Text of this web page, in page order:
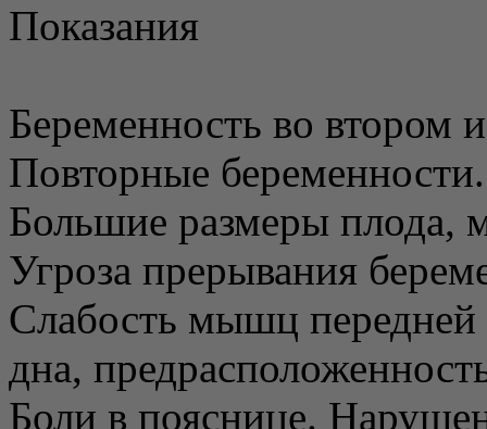
Показания
Беременность во втором
Повторные беременности.
Большие размеры плода,
Угроза прерывания
Слабость мышц
дна,
Боли в пояснице.